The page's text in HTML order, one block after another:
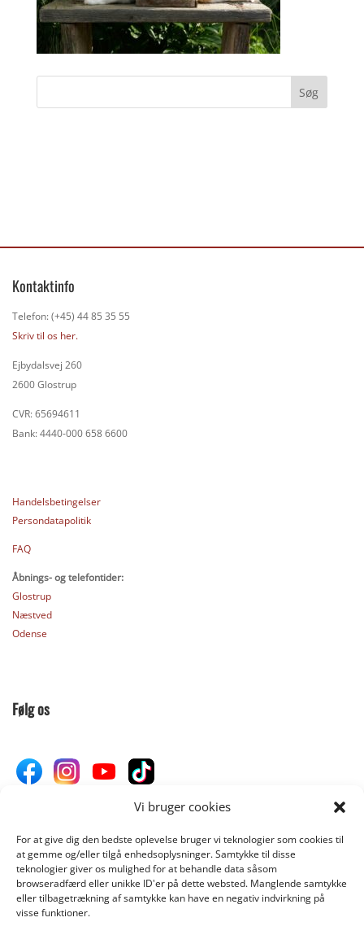
Vi bruger cookies
For at give dig den bedste oplevelse bruger vi teknologier som cookies til
at gemme og/eller tilgå enhedsoplysninger. Samtykke til disse
teknologier giver os mulighed for at behandle data såsom
browseradfærd eller unikke ID'er på dette websted. Manglende samtykke
eller tilbagetrækning af samtykke kan have en negativ indvirkning på
visse funktioner.
Kontaktinfo
Telefon: (+45) 44 85 35 55
Skriv til os her.
Ejbydalsvej 260
2600 Glostrup
CVR: 65694611
Bank: 4440-000 658 6600
Handelsbetingelser
Persondatapolitik
FAQ
Åbnings- og telefontider:
Glostrup
Næstved
Odense
Følg os
Donér til Inges Kattehjem
DONÉR